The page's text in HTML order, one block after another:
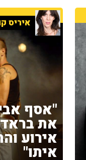
איריס
"אסף
את
אירוע
איתו"